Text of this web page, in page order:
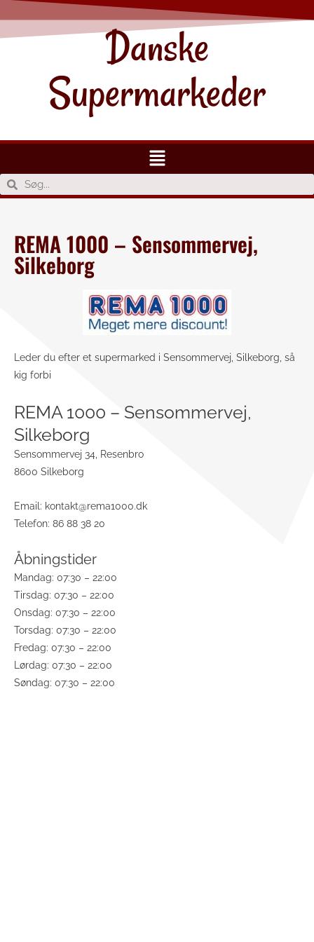
Danske
Supermarkeder
REMA 1000 – Sensommervej,
Silkeborg
Leder du efter et supermarked i Sensommervej, Silkeborg, så
kig forbi
REMA 1000 – Sensommervej,
Silkeborg
Sensommervej 34, Resenbro
8600 Silkeborg
Email: kontakt@rema1000.dk
Telefon: 86 88 38 20
Åbningstider
Mandag: 07:30 – 22:00
Tirsdag: 07:30 – 22:00
Onsdag: 07:30 – 22:00
Torsdag: 07:30 – 22:00
Fredag: 07:30 – 22:00
Lørdag: 07:30 – 22:00
Søndag: 07:30 – 22:00